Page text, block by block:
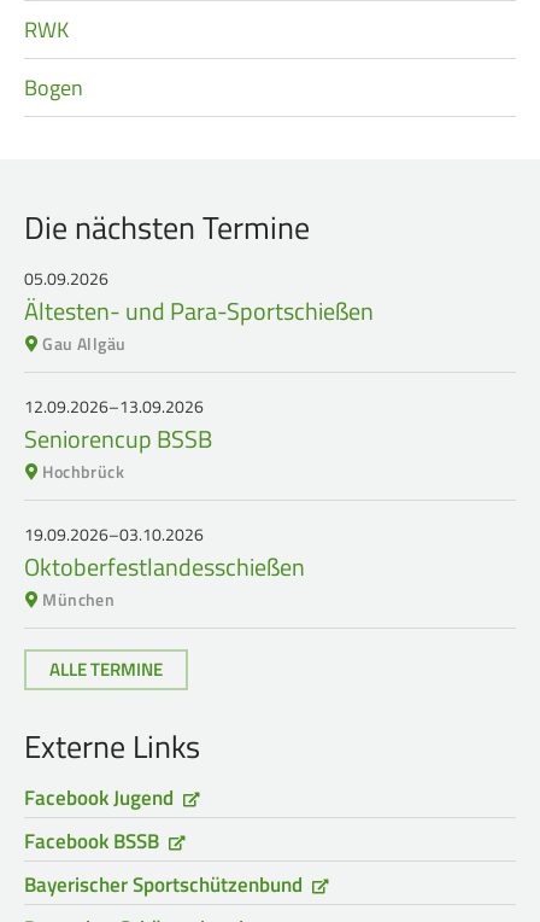
RWK
Bogen
Die nächsten Termine
05.09.2026
Ältesten- und Para-Sportschießen
Gau Allgäu
12.09.2026–13.09.2026
Seniorencup BSSB
Hochbrück
19.09.2026–03.10.2026
Oktoberfestlandesschießen
München
ALLE TERMINE
Externe Links
Facebook Jugend
Facebook BSSB
Bayerischer Sportschützenbund